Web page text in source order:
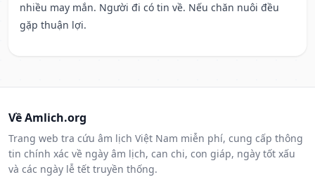
nhiều may mắn. Người đi có tin về. Nếu chăn nuôi đều
gặp thuận lợi.
Về Amlich.org
Trang web tra cứu âm lịch Việt Nam miễn phí, cung cấp thông
tin chính xác về ngày âm lịch, can chi, con giáp, ngày tốt xấu
và các ngày lễ tết truyền thống.